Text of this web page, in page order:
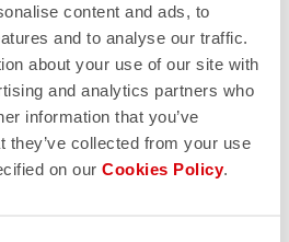
content and ads, to
and to analyse our traffic.
about your use of our site with
and analytics partners who
information that you’ve
they’ve collected from your use
on our Cookies Policy.